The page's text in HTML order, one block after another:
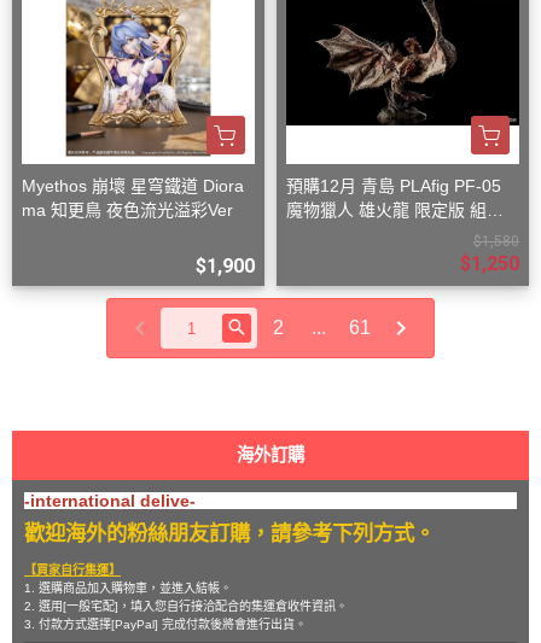
Myethos 崩壞 星穹鐵道 Diora
ma 知更鳥 夜色流光溢彩Ver
$1,900
預購12月 青島 PLAfig PF-05
魔物獵人 雄火龍 限定版 組裝
$1,580
$1,250
2 ... 61
海外訂購
-international delive-
歡迎海外的粉絲朋友訂購，請參考下列方式。
【買家自行集運】
1. 選購商品加入購物車，並進入結帳。
2. 選用[一般宅配]，填入您自行接洽配合的集運倉收件資訊。
3. 付款方式選擇[PayPal] 完成付款後將會進行出貨。